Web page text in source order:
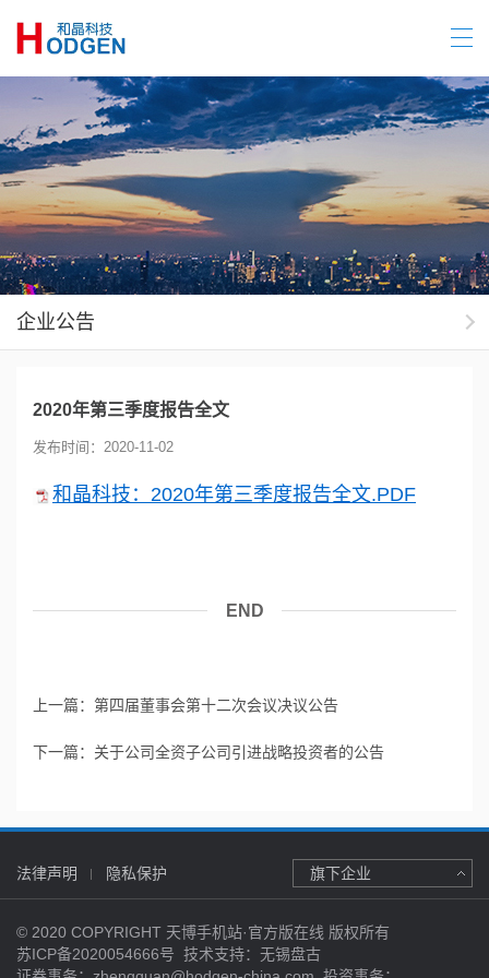
企业公告
2020年第三季度报告全文
发布时间：2020-11-02
和晶科技：2020年第三季度报告全文.PDF
END
上一篇： 第四届董事会第十二次会议决议公告
下一篇： 关于公司全资子公司引进战略投资者的公告
法律声明 隐私保护 旗下企业
© 2020 COPYRIGHT 天博手机站·官方版在线 版权所有
苏ICP备2020054666号 技术支持： 无锡盘古